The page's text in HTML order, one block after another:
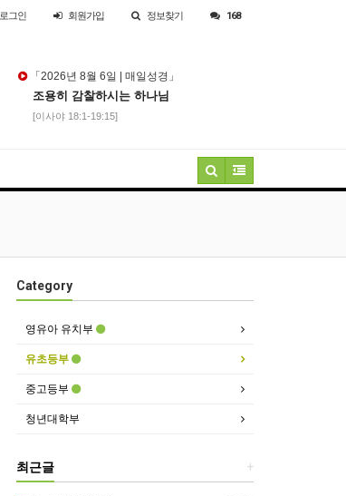
로그인 회원가입 정보찾기 168
「2026년 8월 6일 | 매일성경」
조용히 감찰하시는 하나님
[이사야 18:1-19:15]
Category
영유아 유치부
유초등부
중고등부
청년대학부
+
최근글